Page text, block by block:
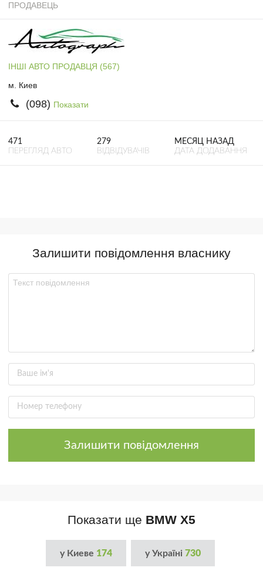
ПРОДАВЕЦЬ
ІНШІ АВТО ПРОДАВЦЯ (567)
м. Киев
(098) Показати
471
ПЕРЕГЛЯД АВТО
279
ВІДВІДУВАЧІВ
МЕСЯЦ НАЗАД
ДАТА ДОДАВАННЯ
Залишити повідомлення власнику
Залишити повідомлення
Показати ще BMW X5
у Киеве 174 у Україні 730